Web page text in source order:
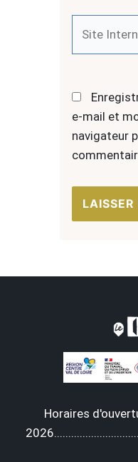
Internet
e-mail et
navigateur
Horaires